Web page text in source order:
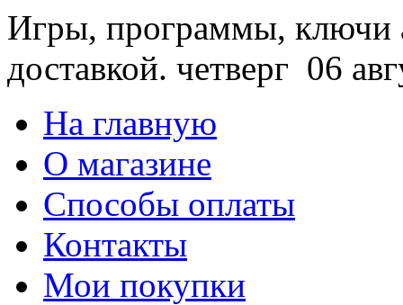
Игры, программы, ключи
доставкой. четверг 06
На главную
О магазине
Способы оплаты
Контакты
Мои покупки